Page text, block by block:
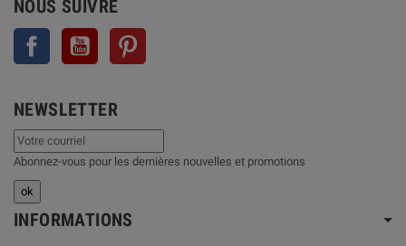
NOUS SUIVRE
Facebook YouTube
NEWSLETTER
Abonnez-vous pour les dernières nouvelles et promotions
INFORMATIONS